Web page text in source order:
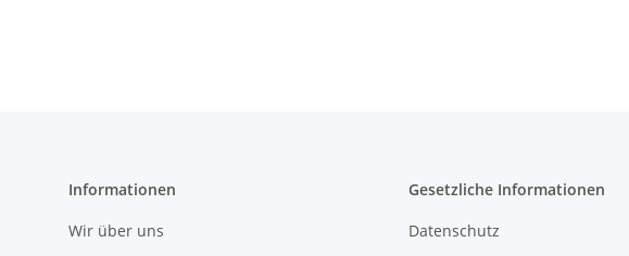
Informationen
Wir über uns
Gesetzliche Informationen
Datenschutz